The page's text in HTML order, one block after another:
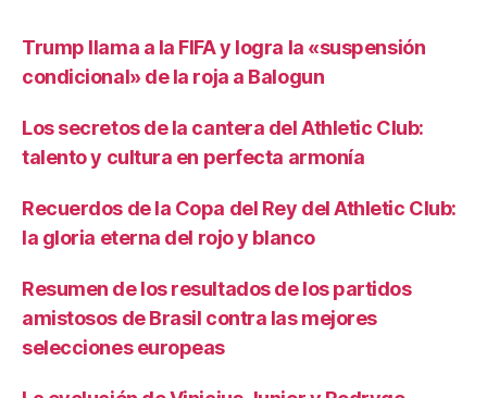
Trump llama a la FIFA y logra la «suspensión
condicional» de la roja a Balogun
Los secretos de la cantera del Athletic Club:
talento y cultura en perfecta armonía
Recuerdos de la Copa del Rey del Athletic Club:
la gloria eterna del rojo y blanco
Resumen de los resultados de los partidos
amistosos de Brasil contra las mejores
selecciones europeas